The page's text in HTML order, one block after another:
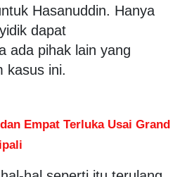
Hasanuddin. Hanya
dapat
ada pihak lain yang
kasus ini.
Empat Terluka Usai Grand